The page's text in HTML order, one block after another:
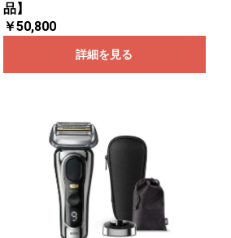
品】
￥50,800
詳細を見る